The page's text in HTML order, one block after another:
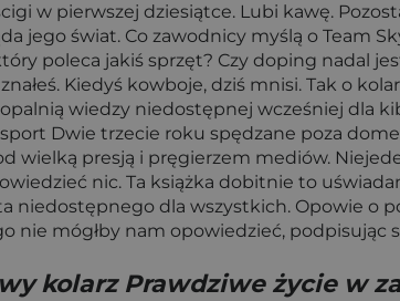
w pierwszej dziesiątce. Lubi kawę.
świat. Co zawodnicy myślą o Team
poleca jakiś sprzęt? Czy doping nadal
Kiedyś kowboje, dziś mnisi. Tak o
wiedzy niedostępnej wcześniej dla
Dwie trzecie roku spędzane poza
presją i pręgierzem mediów.
nic. Ta książka dobitnie to
niedostępnego dla wszystkich. Opowie o
mógłby nam opowiedzieć, podpisując
kolarz Prawdziwe życie w